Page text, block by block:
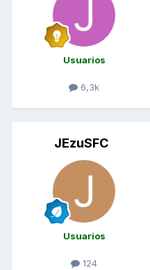
Usuarios
6,3k
JEzuSFC
Usuarios
124